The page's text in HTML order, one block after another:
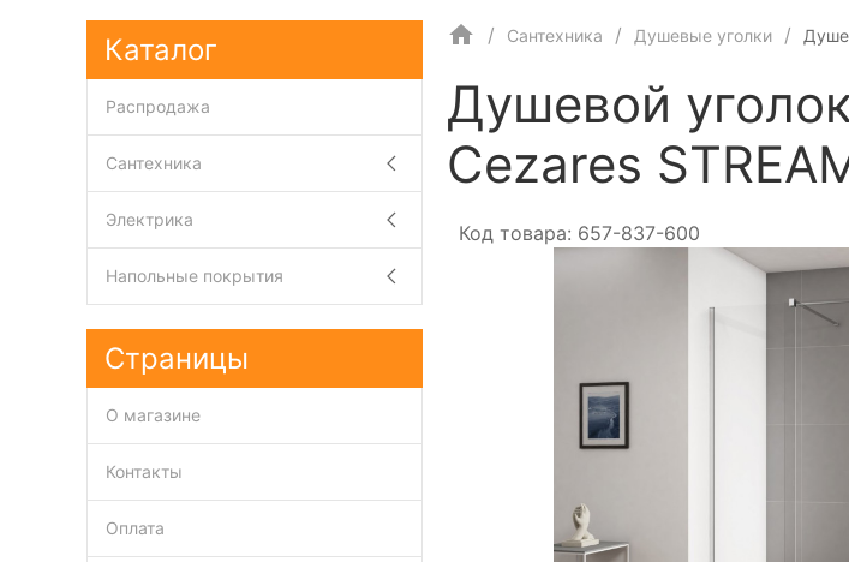
Сантехника Душевые уголки
Душевой
Cezares
Код товара: 657-837-600
Каталог
Распродажа
Сантехника
Электрика
Напольные покрытия
Страницы
О магазине
Контакты
Оплата